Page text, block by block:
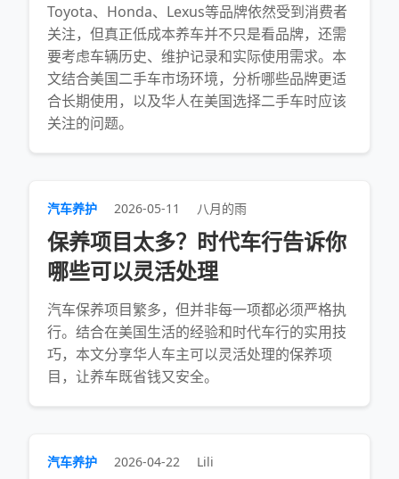
Toyota、Honda、Lexus等品牌依然受到消费者
关注，但真正低成本养车并不只是看品牌，还需
要考虑车辆历史、维护记录和实际使用需求。本
文结合美国二手车市场环境，分析哪些品牌更适
合长期使用，以及华人在美国选择二手车时应该
关注的问题。
汽车养护 2026-05-11 八月的雨
保养项目太多？时代车行告诉你
哪些可以灵活处理
汽车保养项目繁多，但并非每一项都必须严格执
行。结合在美国生活的经验和时代车行的实用技
巧，本文分享华人车主可以灵活处理的保养项
目，让养车既省钱又安全。
汽车养护 2026-04-22 Lili